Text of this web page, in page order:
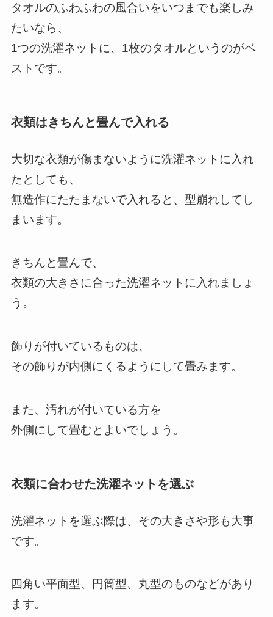
タオルのふわふわの風合いをいつまでも楽しみ
たいなら、
1つの洗濯ネットに、1枚のタオルというのがベ
ストです。
衣類はきちんと畳んで入れる
大切な衣類が傷まないように洗濯ネットに入れ
たとしても、
無造作にたたまないで入れると、型崩れしてし
まいます。
きちんと畳んで、
衣類の大きさに合った洗濯ネットに入れましょ
う。
飾りが付いているものは、
その飾りが内側にくるようにして畳みます。
また、汚れが付いている方を
外側にして畳むとよいでしょう。
衣類に合わせた洗濯ネットを選ぶ
洗濯ネットを選ぶ際は、その大きさや形も大事
です。
四角い平面型、円筒型、丸型のものなどがあり
ます。